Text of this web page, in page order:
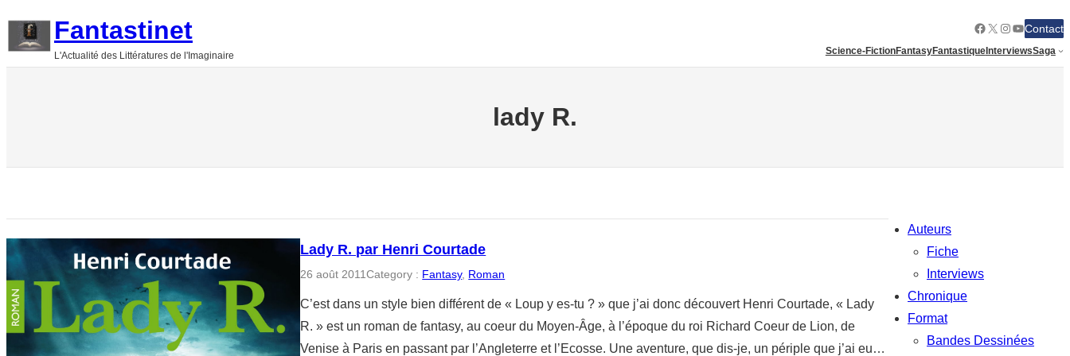
Fantastinet
L'Actualité des Littératures de l'Imaginaire
Facebook
X Instagram
YouTube
Contact
Science-FictionFantasyFantastiqueInterviewsSaga
lady R.
Lady R. par Henri Courtade
26 août 2011Category : Fantasy, Roman
C’est dans un style bien différent de « Loup y es-tu ? » que j’ai donc découvert Henri Courtade, « Lady
R. » est un roman de fantasy, au coeur du Moyen-Âge, à l’époque du roi Richard Coeur de Lion, de
Venise à Paris en passant par l’Angleterre et l’Ecosse. Une aventure, que dis-je, un périple que j’ai eu…
Auteurs
Fiche
Interviews
Chronique
Format
Bandes Dessinées